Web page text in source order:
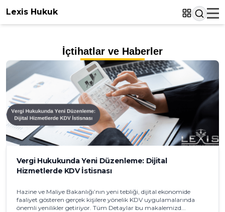
Lexis Hukuk
İçtihatlar ve Haberler
Vergi Hukukunda Yeni Düzenleme: Dijital
Hizmetlerde KDV İstisnası
Hazine ve Maliye Bakanlığı’nın yeni tebliği, dijital ekonomide
faaliyet gösteren gerçek kişilere yönelik KDV uygulamalarında
önemli yenilikler getiriyor. Tüm Detaylar bu makalemizd...